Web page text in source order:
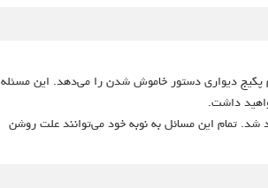
پکیج دیواری دستور خاموش شدن را می‌دهد. این مسئله
داشت.
شد. تمام این مسائل به نوبه خود می‌توانند علت روشن